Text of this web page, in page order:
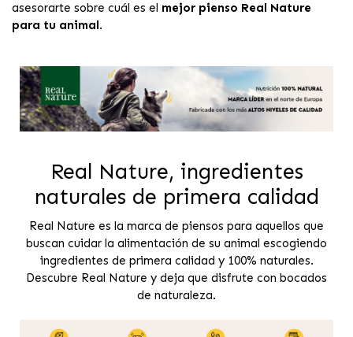
asesorarte sobre cuál es el mejor pienso Real Nature
para tu animal.
Real Nature, ingredientes
naturales de primera calidad
Real Nature es la marca de piensos para aquellos que
buscan cuidar la alimentación de su animal escogiendo
ingredientes de primera calidad y 100% naturales.
Descubre Real Nature y deja que disfrute con bocados
de naturaleza.